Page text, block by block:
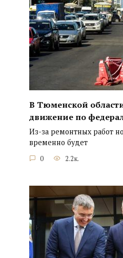
В Тюменской
движение по
Из-за ремонтных работ
временно будет
0 2.2к.